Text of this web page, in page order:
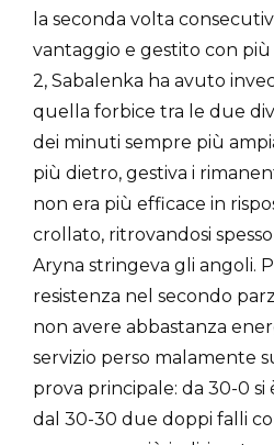
la seconda volta
vantaggio e gestito con
2, Sabalenka ha avuto
quella forbice tra le due
dei minuti sempre più
più dietro, gestiva i
non era più efficace in
crollato, ritrovandosi
Aryna stringeva gli angoli.
resistenza nel secondo
non avere abbastanza
servizio perso malamente
prova principale: da 30-0
dal 30-30 due doppi falli